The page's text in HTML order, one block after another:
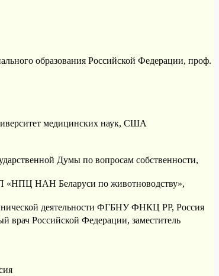
образования Российской Федерации, проф.
медицинских наук, США
Думы по вопросам собственности,
«НПЦ НАН Беларуси по животноводству»,
деятельности ФГБНУ ФНКЦ РР, Россия
врач Российской Федерации, заместитель